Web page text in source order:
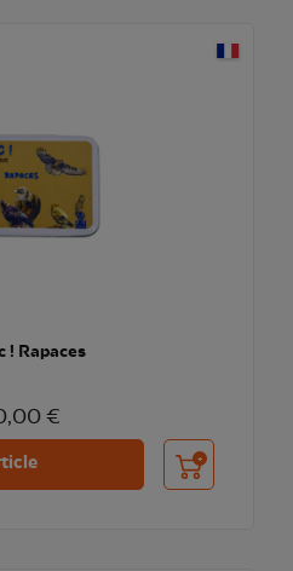
! Rapaces
€
Ajouter au